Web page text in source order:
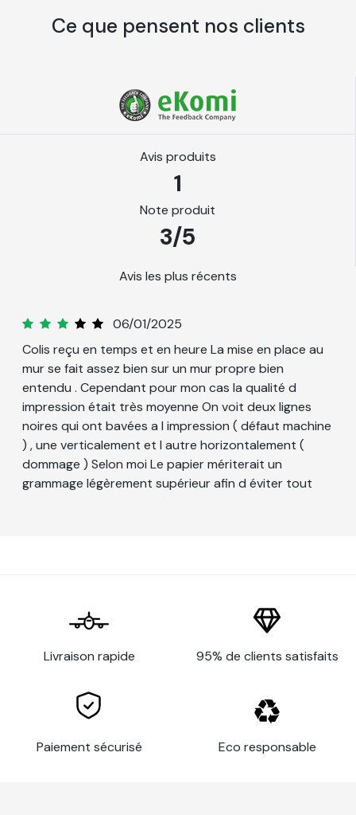
peint
Ne contiens pas de PVC et donc plus
Garanti sans odeurs
Finition mate, ultra lisse et couleurs vives
Résistance à l’eau et aux moisissures
l'application du papier peint sur votre mur. Ce kit
1 cutter
1 éponge
1 spatule à maroufler
1 pulvérisateur
1 brosse à tapisser
Grammage
175 g/m² d'après la méthode de
Épaisseur
177 microns/7 mil d'après la
Luminosité
ISO 2470
Ce que pensent nos clients
Avis produits
1
Note produit
3/5
Avis les plus récents
Olivier
06/01/2025
3
Colis reçu en temps et en heure La mise en place au
mur se fait assez bien sur un mur propre bien
entendu . Cependant pour mon cas la qualité d
impression était très moyenne On voit deux lignes
noires qui ont bavées a l impression ( défaut machine
) , une verticalement et l autre horizontalement (
dommage ) Selon moi Le papier mériterait un
grammage légèrement supérieur afin d éviter tout
risque de transparence à la fin ! L Utilitaire en ligne qui
Livraison rapide 95% de clients satisfaits
Paiement sécurisé Eco responsable